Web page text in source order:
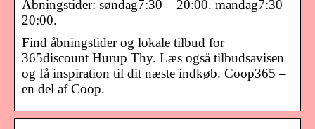
Åbningstider: søndag7:30 – 20:00. mandag7:30 –
20:00.
Find åbningstider og lokale tilbud for
365discount Hurup Thy. Læs også tilbudsavisen
og få inspiration til dit næste indkøb. Coop365 –
en del af Coop.